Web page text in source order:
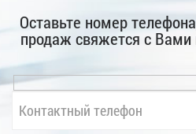
Оставьте номер
продаж свяжется с